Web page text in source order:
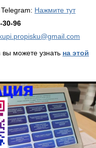
Нажмите тут
30-96
вы можете узнать на этой